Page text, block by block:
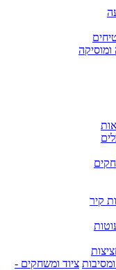
ומוסיקה
קיר
ציוד ומשחקים -